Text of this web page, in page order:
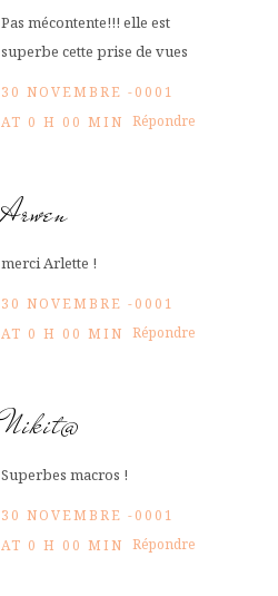
Pas mécontente!!! elle est
superbe cette prise de vues
30 NOVEMBRE -0001
AT 0 H 00 MIN Répondre
Arwen
merci Arlette !
30 NOVEMBRE -0001
AT 0 H 00 MIN Répondre
Nikit@
Superbes macros !
30 NOVEMBRE -0001
AT 0 H 00 MIN Répondre